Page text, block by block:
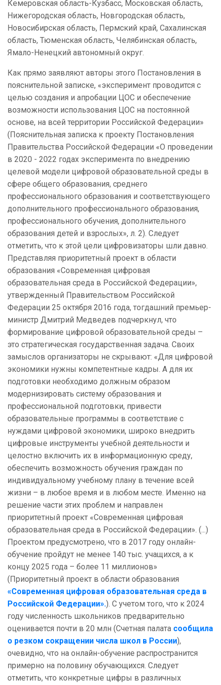
Кемеровская область-Кузбасс, Московская область,
Нижегородская область, Новгородская область,
Новосибирская область, Пермский край, Сахалинская
область, Тюменская область, Челябинская область,
Ямало-Ненецкий автономный округ.
Как прямо заявляют авторы этого Постановления в
пояснительной записке, «эксперимент проводится с
целью создания и апробации ЦОС и обеспечение
возможности использования ЦОС на постоянной
основе, на всей территории Российской Федерации»
(Пояснительная записка к проекту Постановления
Правительства Российской Федерации «О проведении
в 2020 - 2022 годах эксперимента по внедрению
целевой модели цифровой образовательной среды в
сфере общего образования, среднего
профессионального образования и соответствующего
дополнительного профессионального образования,
профессионального обучения, дополнительного
образования детей и взрослых», л. 2). Следует
отметить, что к этой цели цифровизаторы шли давно.
Представляя приоритетный проект в области
образования «Современная цифровая
образовательная среда в Российской Федерации»,
утвержденный Правительством Российской
Федерации 25 октября 2016 года, тогдашний премьер-
министр Дмитрий Медведев подчеркнул, что
формирование цифровой образовательной среды –
это стратегическая государственная задача. Своих
замыслов организаторы не скрывают: «Для цифровой
экономики нужны компетентные кадры. А для их
подготовки необходимо должным образом
модернизировать систему образования и
профессиональной подготовки, привести
образовательные программы в соответствие с
нуждами цифровой экономики, широко внедрить
цифровые инструменты учебной деятельности и
целостно включить их в информационную среду,
обеспечить возможность обучения граждан по
индивидуальному учебному плану в течение всей
жизни – в любое время и в любом месте. Именно на
решение части этих проблем и направлен
приоритетный проект «Современная цифровая
образовательная среда в Российской Федерации». (...)
Проектом предусмотрено, что в 2017 году онлайн-
обучение пройдут не менее 140 тыс. учащихся, а к
концу 2025 года – более 11 миллионов»
(Приоритетный проект в области образования
«Современная цифровая образовательная среда в
Российской Федерации».). С учетом того, что к 2024
году численность школьников предварительно
оценивается почти в 20 млн (Счетная палата сообщила
о резком сокращении числа школ в России),
очевидно, что на онлайн-обучение распространится
примерно на половину обучающихся. Следует
отметить, что конкретные цифры в различных